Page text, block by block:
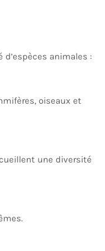
animales :
oiseaux et
une diversité